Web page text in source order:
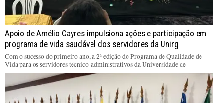
Apoio de Amélio Cayres impulsiona ações e participação em
programa de vida saudável dos servidores da Unirg
Com o sucesso do primeiro ano, a 2ª edição do Programa de Qualidade de
Vida para os servidores técnico-administrativos da Universidade de